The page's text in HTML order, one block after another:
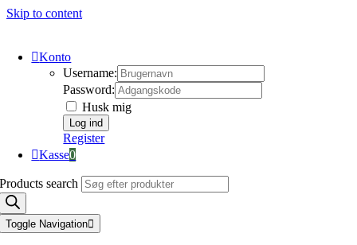
Skip to content
Konto
Username:
Password:
Husk mig
Register
Kasse0
Products search
Toggle Navigation